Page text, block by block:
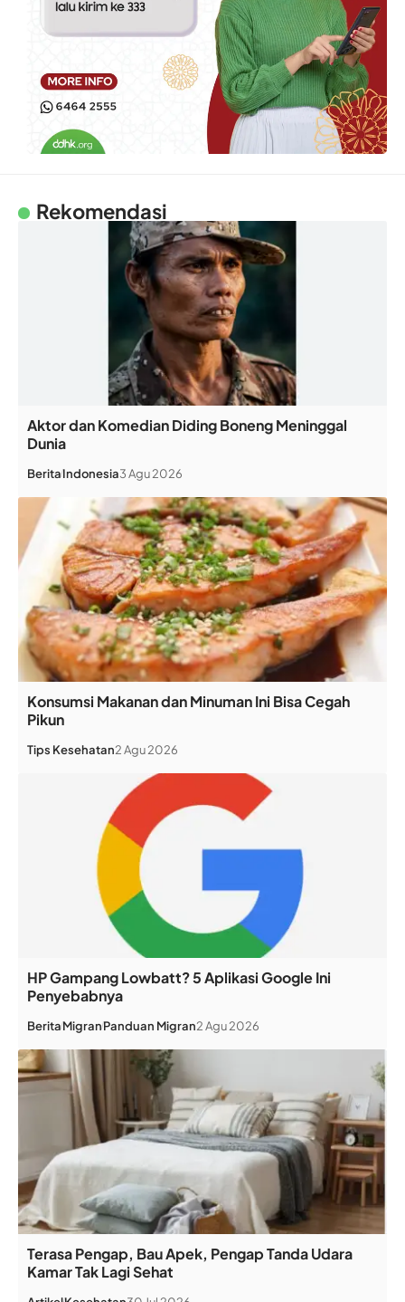
Rekomendasi
Aktor dan Komedian Diding Boneng Meninggal
Dunia
BeritaIndonesia3 Agu 2026
Konsumsi Makanan dan Minuman Ini Bisa Cegah
Pikun
Tips Kesehatan2 Agu 2026
HP Gampang Lowbatt? 5 Aplikasi Google Ini
Penyebabnya
BeritaMigranPanduan Migran2 Agu 2026
Terasa Pengap, Bau Apek, Pengap Tanda Udara
Kamar Tak Lagi Sehat